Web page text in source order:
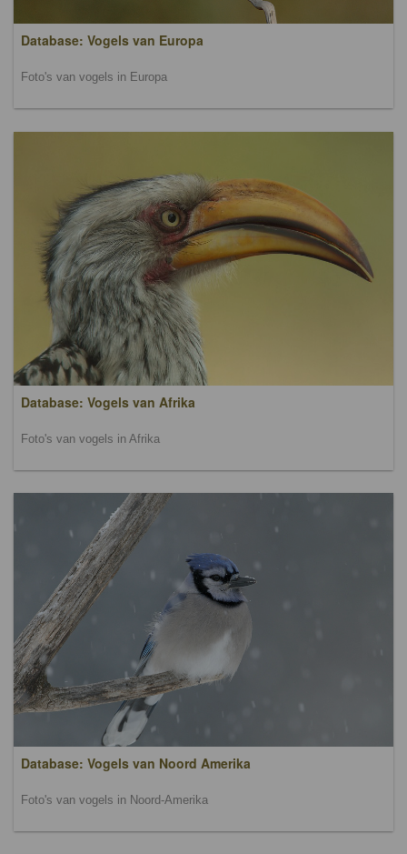
Database: Vogels van Europa
Foto's van vogels in Europa
Database: Vogels van Afrika
Foto's van vogels in Afrika
Database: Vogels van Noord Amerika
Foto's van vogels in Noord-Amerika